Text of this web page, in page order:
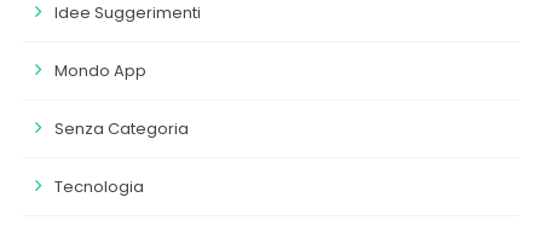
Idee Suggerimenti
Mondo App
Senza Categoria
Tecnologia